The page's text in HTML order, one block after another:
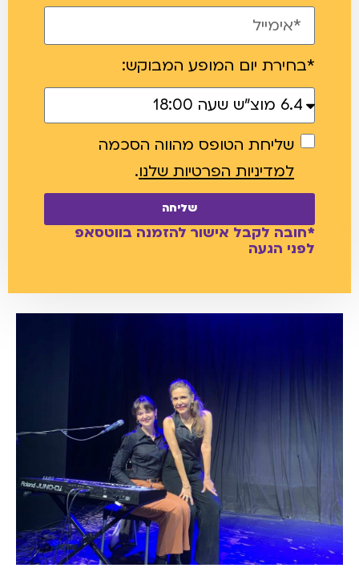
*בחירת יום המופע המבוקש:
שליחת הטופס מהווה הסכמה
למדיניות הפרטיות שלנו.
שליחה
*חובה לקבל אישור להזמנה בווטסאפ
לפני הגעה